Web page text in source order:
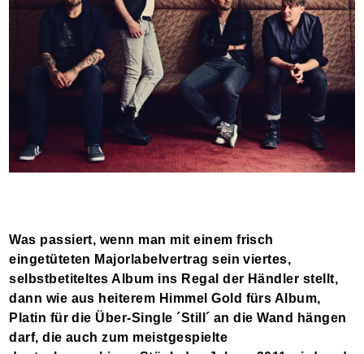
Was passiert, wenn man mit einem frisch
eingetüteten Majorlabelvertrag sein viertes,
selbstbetiteltes Album ins Regal der Händler stellt,
dann wie aus heiterem Himmel Gold fürs Album,
Platin für die Über-Single ´Still´ an die Wand hängen
darf, die auch zum meistgespielte